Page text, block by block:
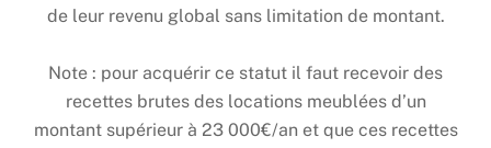
de leur revenu global sans limitation de montant.
Note : pour acquérir ce statut il faut recevoir des
recettes brutes des locations meublées d’un
montant supérieur à 23 000€/an et que ces recettes